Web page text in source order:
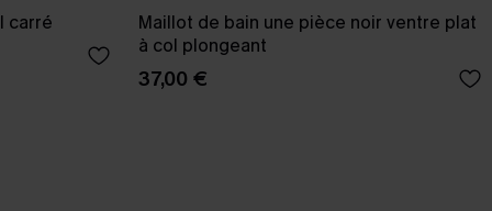
carré
Maillot de bain une pièce noir ventre plat
à col plongeant
37,00 €